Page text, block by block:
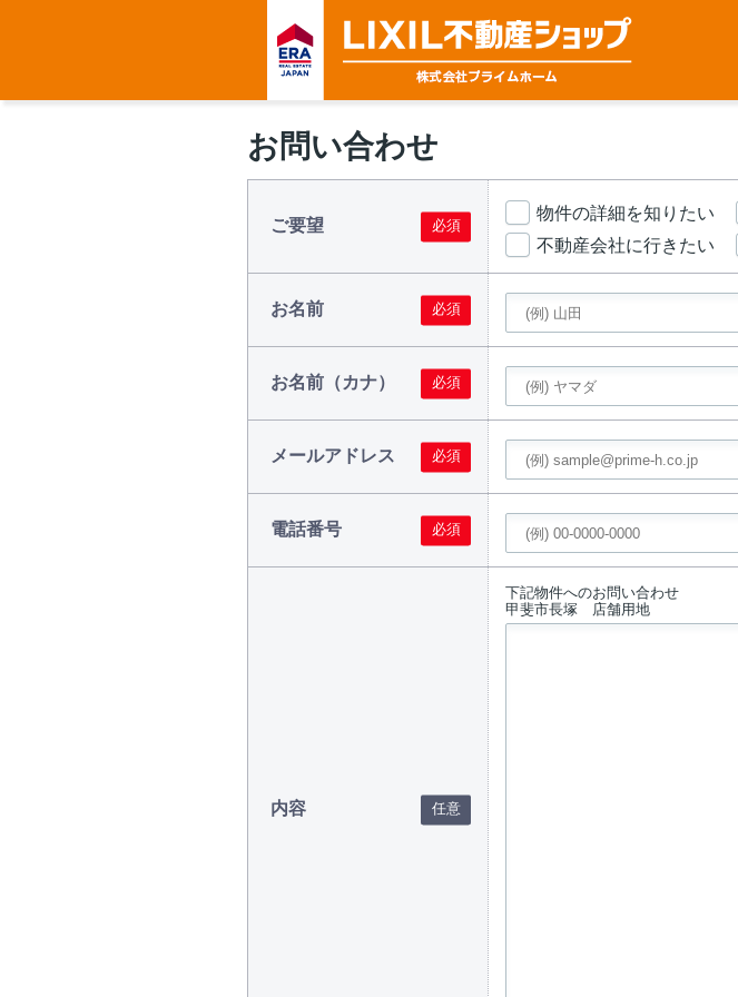
お問い合わせ
ご要望
物件の詳細を知りたい
不動産会社に行きたい
お名前
お名前（カナ）
メールアドレス
電話番号
内容
下記物件へのお問い合わせ
甲斐市長塚 店舗用地